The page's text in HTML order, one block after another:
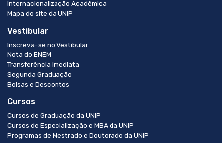
Internacionalização Acadêmica
Mapa do site da UNIP
Vestibular
Inscreva-se no Vestibular
Nota do ENEM
Transferência Imediata
Segunda Graduação
Bolsas e Descontos
Cursos
Cursos de Graduação da UNIP
Cursos de Especialização e MBA da UNIP
Programas de Mestrado e Doutorado da UNIP